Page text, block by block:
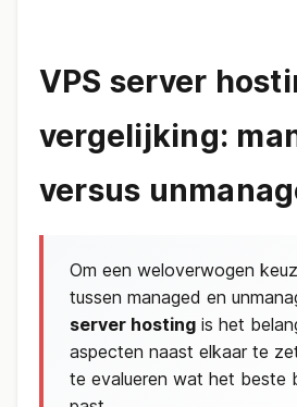
VPS server
vergelijking:
versus
Om een weloverwogen
tussen managed en
server hosting is het
aspecten naast elkaar te
te evalueren wat het beste